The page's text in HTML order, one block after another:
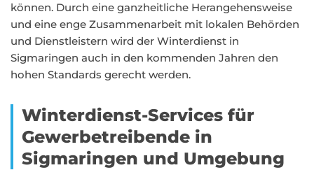
können. Durch eine ganzheitliche Herangehensweise
und eine enge Zusammenarbeit mit lokalen Behörden
und Dienstleistern wird der Winterdienst in
Sigmaringen auch in den kommenden Jahren den
hohen Standards gerecht werden.
Winterdienst-Services für
Gewerbetreibende in
Sigmaringen und Umgebung